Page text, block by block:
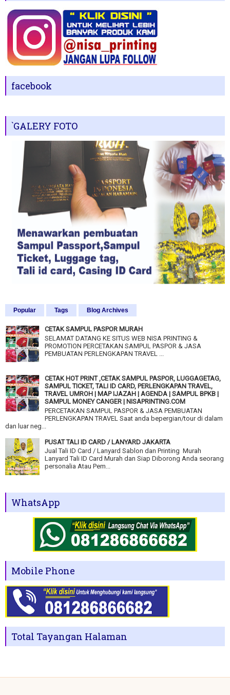
facebook
`GALERY FOTO
Popular Tags Blog Archives
CETAK SAMPUL PASPOR MURAH
SELAMAT DATANG KE SITUS WEB NISA PRINTING &
PROMOTION PERCETAKAN SAMPUL PASPOR & JASA
PEMBUATAN PERLENGKAPAN TRAVEL ...
CETAK HOT PRINT ,CETAK SAMPUL PASPOR, LUGGAGETAG,
SAMPUL TICKET, TALI ID CARD, PERLENGKAPAN TRAVEL,
TRAVEL UMROH | MAP IJAZAH | AGENDA | SAMPUL BPKB |
SAMPUL MONEY CANGER | NISAPRINTING.COM
PERCETAKAN SAMPUL PASPOR & JASA PEMBUATAN
PERLENGKAPAN TRAVEL Saat anda bepergian/tour di dalam
dan luar neg...
PUSAT TALI ID CARD / LANYARD JAKARTA
Jual Tali ID Card / Lanyard Sablon dan Printing Murah
Lanyard Tali ID Card Murah dan Siap Diborong Anda seorang
personalia Atau Pem...
WhatsApp
Mobile Phone
Total Tayangan Halaman